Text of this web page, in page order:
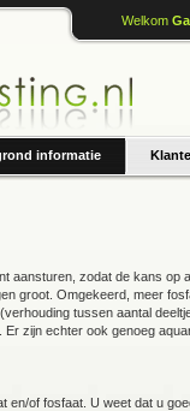
informatie
Welkom
aansturen, zodat de kans op
groot. Omgekeerd, meer
tussen aantal
zijn echter ook genoeg
of fosfaat. U weet dat u